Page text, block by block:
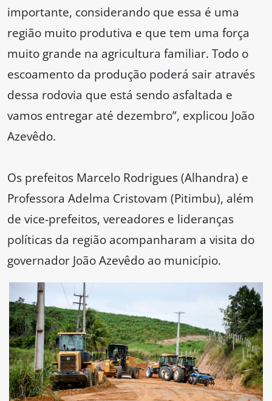
importante, considerando que essa é uma
região muito produtiva e que tem uma força
muito grande na agricultura familiar. Todo o
escoamento da produção poderá sair através
dessa rodovia que está sendo asfaltada e
vamos entregar até dezembro”, explicou João
Azevêdo.
Os prefeitos Marcelo Rodrigues (Alhandra) e
Professora Adelma Cristovam (Pitimbu), além
de vice-prefeitos, vereadores e lideranças
políticas da região acompanharam a visita do
governador João Azevêdo ao município.